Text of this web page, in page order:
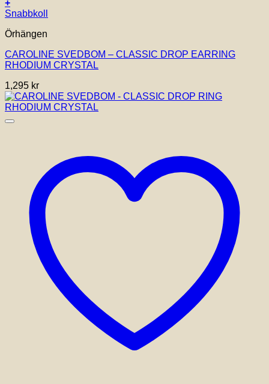
+
Snabbkoll
Örhängen
CAROLINE SVEDBOM – CLASSIC DROP EARRING
RHODIUM CRYSTAL
1,295 kr